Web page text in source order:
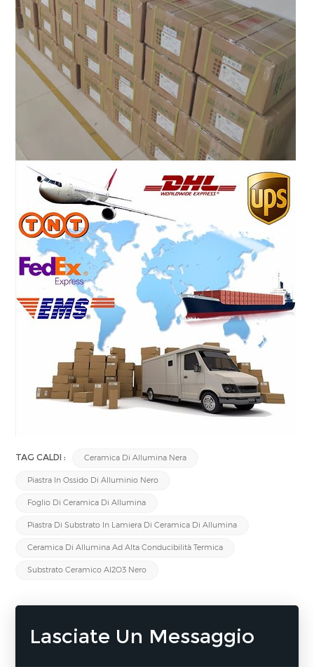
TAG CALDI : Ceramica Di Allumina Nera
Piastra In Ossido Di Alluminio Nero
Foglio Di Ceramica Di Allumina
Piastra Di Substrato In Lamiera Di Ceramica Di Allumina
Ceramica Di Allumina Ad Alta Conducibilità Termica
Substrato Ceramico Al2O3 Nero
Lasciate Un Messaggio